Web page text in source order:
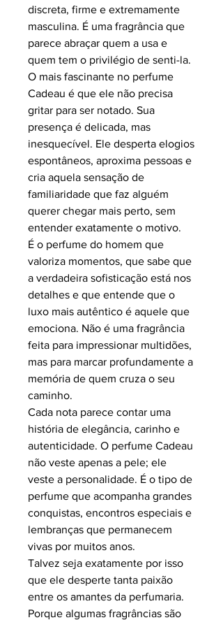
discreta, firme e extremamente
masculina. É uma fragrância que
parece abraçar quem a usa e
quem tem o privilégio de senti-la.
O mais fascinante no perfume
Cadeau é que ele não precisa
gritar para ser notado. Sua
presença é delicada, mas
inesquecível. Ele desperta elogios
espontâneos, aproxima pessoas e
cria aquela sensação de
familiaridade que faz alguém
querer chegar mais perto, sem
entender exatamente o motivo.
É o perfume do homem que
valoriza momentos, que sabe que
a verdadeira sofisticação está nos
detalhes e que entende que o
luxo mais autêntico é aquele que
emociona. Não é uma fragrância
feita para impressionar multidões,
mas para marcar profundamente a
memória de quem cruza o seu
caminho.
Cada nota parece contar uma
história de elegância, carinho e
autenticidade. O perfume Cadeau
não veste apenas a pele; ele
veste a personalidade. É o tipo de
perfume que acompanha grandes
conquistas, encontros especiais e
lembranças que permanecem
vivas por muitos anos.
Talvez seja exatamente por isso
que ele desperte tanta paixão
entre os amantes da perfumaria.
Porque algumas fragrâncias são